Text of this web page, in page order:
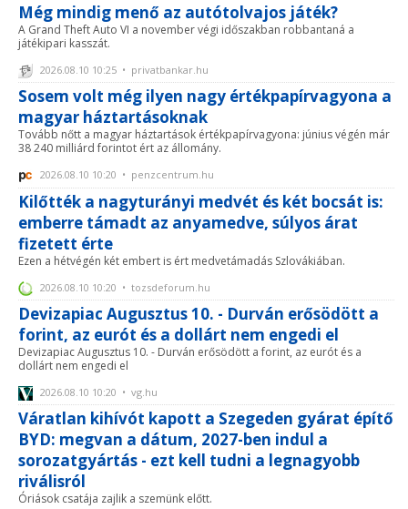
Még mindig menő az autótolvajos játék?
A Grand Theft Auto VI a november végi időszakban robbantaná a
játékipari kasszát.
2026.08.10 10:25 • privatbankar.hu
Sosem volt még ilyen nagy értékpapírvagyona a
magyar háztartásoknak
Tovább nőtt a magyar háztartások értékpapírvagyona: június végén már
38 240 milliárd forintot ért az állomány.
2026.08.10 10:20 • penzcentrum.hu
Kilőtték a nagyturányi medvét és két bocsát is:
emberre támadt az anyamedve, súlyos árat
fizetett érte
Ezen a hétvégén két embert is ért medvetámadás Szlovákiában.
2026.08.10 10:20 • tozsdeforum.hu
Devizapiac Augusztus 10. - Durván erősödött a
forint, az eurót és a dollárt nem engedi el
Devizapiac Augusztus 10. - Durván erősödött a forint, az eurót és a
dollárt nem engedi el
2026.08.10 10:20 • vg.hu
Váratlan kihívót kapott a Szegeden gyárat építő
BYD: megvan a dátum, 2027-ben indul a
sorozatgyártás - ezt kell tudni a legnagyobb
riválisról
Óriások csatája zajlik a szemünk előtt.